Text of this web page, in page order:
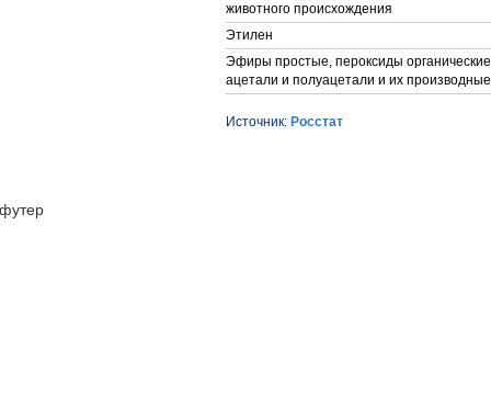
животного происхождения
Этилен
Эфиры простые, пероксиды
ацетали и полуацетали и их производные
Источник: Росстат
футер